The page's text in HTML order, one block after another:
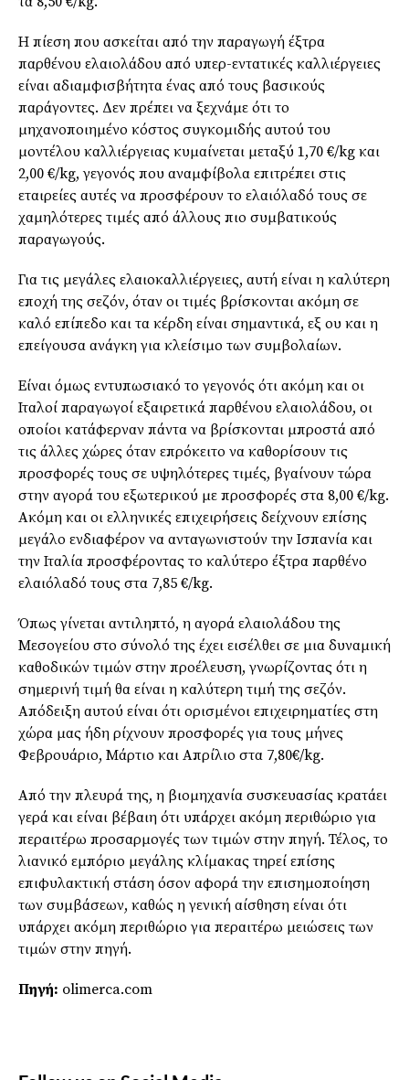
Η πίεση που ασκείται από την παραγωγή έξτρα
παρθένου ελαιολάδου από υπερ-εντατικές καλλιέργειες
είναι αδιαμφισβήτητα ένας από τους βασικούς
παράγοντες. Δεν πρέπει να ξεχνάμε ότι το
μηχανοποιημένο κόστος συγκομιδής αυτού του
μοντέλου καλλιέργειας κυμαίνεται μεταξύ 1,70 €/kg και
2,00 €/kg, γεγονός που αναμφίβολα επιτρέπει στις
εταιρείες αυτές να προσφέρουν το ελαιόλαδό τους σε
χαμηλότερες τιμές από άλλους πιο συμβατικούς
παραγωγούς.
Για τις μεγάλες ελαιοκαλλιέργειες, αυτή είναι η καλύτερη
εποχή της σεζόν, όταν οι τιμές βρίσκονται ακόμη σε
καλό επίπεδο και τα κέρδη είναι σημαντικά, εξ ου και η
επείγουσα ανάγκη για κλείσιμο των συμβολαίων.
Είναι όμως εντυπωσιακό το γεγονός ότι ακόμη και οι
Ιταλοί παραγωγοί εξαιρετικά παρθένου ελαιολάδου, οι
οποίοι κατάφερναν πάντα να βρίσκονται μπροστά από
τις άλλες χώρες όταν επρόκειτο να καθορίσουν τις
προσφορές τους σε υψηλότερες τιμές, βγαίνουν τώρα
στην αγορά του εξωτερικού με προσφορές στα 8,00 €/kg.
Ακόμη και οι ελληνικές επιχειρήσεις δείχνουν επίσης
μεγάλο ενδιαφέρον να ανταγωνιστούν την Ισπανία και
την Ιταλία προσφέροντας το καλύτερο έξτρα παρθένο
ελαιόλαδό τους στα 7,85 €/kg.
Όπως γίνεται αντιληπτό, η αγορά ελαιολάδου της
Μεσογείου στο σύνολό της έχει εισέλθει σε μια δυναμική
καθοδικών τιμών στην προέλευση, γνωρίζοντας ότι η
σημερινή τιμή θα είναι η καλύτερη τιμή της σεζόν.
Απόδειξη αυτού είναι ότι ορισμένοι επιχειρηματίες στη
χώρα μας ήδη ρίχνουν προσφορές για τους μήνες
Φεβρουάριο, Μάρτιο και Απρίλιο στα 7,80€/kg.
Από την πλευρά της, η βιομηχανία συσκευασίας κρατάει
γερά και είναι βέβαιη ότι υπάρχει ακόμη περιθώριο για
περαιτέρω προσαρμογές των τιμών στην πηγή. Τέλος, το
λιανικό εμπόριο μεγάλης κλίμακας τηρεί επίσης
επιφυλακτική στάση όσον αφορά την επισημοποίηση
των συμβάσεων, καθώς η γενική αίσθηση είναι ότι
υπάρχει ακόμη περιθώριο για περαιτέρω μειώσεις των
τιμών στην πηγή.
Πηγή: olimerca.com